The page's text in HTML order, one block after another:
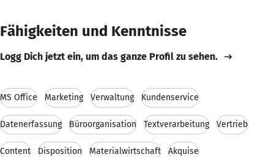
Fähigkeiten und Kenntnisse
Logg Dich jetzt ein, um das ganze Profil zu sehen.
MS Office Marketing Verwaltung Kundenservice
Datenerfassung Büroorganisation Textverarbeitung Vertrieb
Content Disposition Materialwirtschaft Akquise